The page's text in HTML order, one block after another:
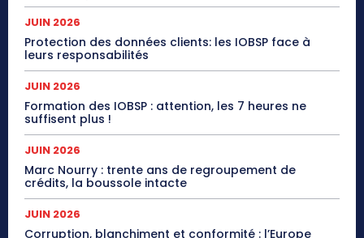
JUIN 2026
Protection des données clients: les IOBSP face à
leurs responsabilités
JUIN 2026
Formation des IOBSP : attention, les 7 heures ne
suffisent plus !
JUIN 2026
Marc Nourry : trente ans de regroupement de
crédits, la boussole intacte
JUIN 2026
Corruption, blanchiment et conformité : l’Europe